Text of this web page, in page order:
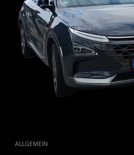
CAT
ALLGEMEIN